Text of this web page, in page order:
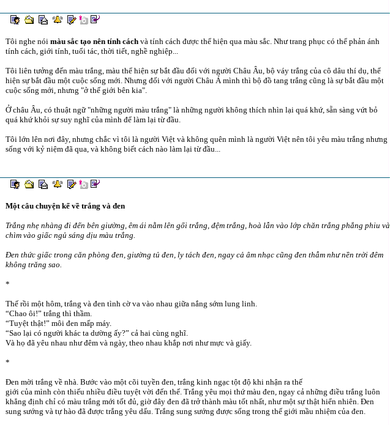
Tôi nghe nói màu sắc tạo nên tính cách và tính cách được thể hiện qua màu sắc. Như trang phục có thể phản ánh
tính cách, giới tính, tuổi tác, thời tiết, nghề nghiệp...
Tôi liên tưởng đến màu trắng, màu thể hiện sự bắt đầu đối với người Châu Âu, bộ váy trắng của cô dâu thí dụ, thể
hiện sự bắt đầu một cuộc sống mới. Nhưng đối với người Châu Á mình thì bộ đồ tang trắng cũng là sự bắt đầu một
cuộc sống mới, nhưng "ở thế giới bên kia".
Ở châu Âu, có thuật ngữ "những người màu trắng" là những người không thích nhìn lại quá khứ, sẵn sàng vứt bỏ
quá khứ khỏi sự suy nghĩ của mình để làm lại từ đầu.
Tôi lớn lên nơi đây, nhưng chắc vì tôi là người Việt và không quên mình là người Việt nên tôi yêu màu trắng nhưng
sống với kỷ niệm đã qua, và không biết cách nào làm lại từ đầu...
Một câu chuyện kể về trắng và đen
Trắng nhẹ nhàng đi đến bên giường, êm ái nằm lên gối trắng, đệm trắng, hoà lẫn vào lớp chăn trắng phẳng phiu và
chìm vào giấc ngủ sáng dịu màu trắng.
Đen thức giấc trong căn phòng đen, giường tủ đen, ly tách đen, ngay cả âm nhạc cũng đen thẫm như nền trời đêm
không trăng sao.
*
Thế rồi một hôm, trắng và đen tình cờ va vào nhau giữa nắng sớm lung linh.
“Chao ôi!” trắng thì thầm.
“Tuyệt thật!” môi đen mấp máy.
“Sao lại có người khác ta dường ấy?” cả hai cùng nghĩ.
Và họ đã yêu nhau như đêm và ngày, theo nhau khắp nơi như mực và giấy.
*
Đen mời trắng về nhà. Bước vào một cõi tuyền đen, trắng kinh ngạc tột độ khi nhận ra thế
giới của mình còn thiếu nhiều điều tuyệt vời đến thế. Trắng yêu mọi thứ màu đen, ngay cả những điều trắng luôn
khẳng định chỉ có màu trắng mới tốt đủ, giờ đây đen đã trở thành màu tốt nhất, như một sự thật hiển nhiên. Đen
sung sướng và tự hào đã được trắng yêu dấu. Trắng sung sướng được sống trong thế giới mầu nhiệm của đen.